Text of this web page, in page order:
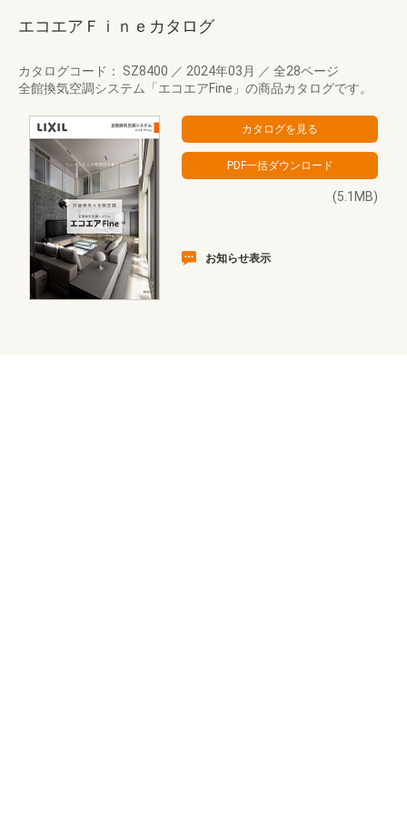
エコエアＦｉｎｅカタログ
カタログコード： SZ8400 ／ 2024年03月 ／ 全28ページ
全館換気空調システム「エコエアFine」の商品カタログです。
(5.1MB)
お知らせ表示